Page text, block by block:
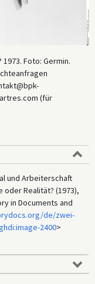
Foto: Germin.
(für
und Arbeiterschaft
Realität? (1973),
in Documents and
de/zwei-
2400>